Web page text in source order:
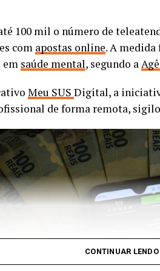
ajuda a explicar a
pertencesse a uma família de
de maior risco é apenas
surgir.
100 mil o número de
com apostas online. A
em saúde mental, segundo a
Meu SUS Digital, a
de forma remota,
CONTINUAR LENDO